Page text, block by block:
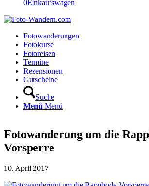
0Einkaufswagen
Fotowanderungen
Fotokurse
Fotoreisen
Termine
Rezensionen
Gutscheine
Suche
Menü Menü
Fotowanderung um die
Vorsperre
10. April 2017